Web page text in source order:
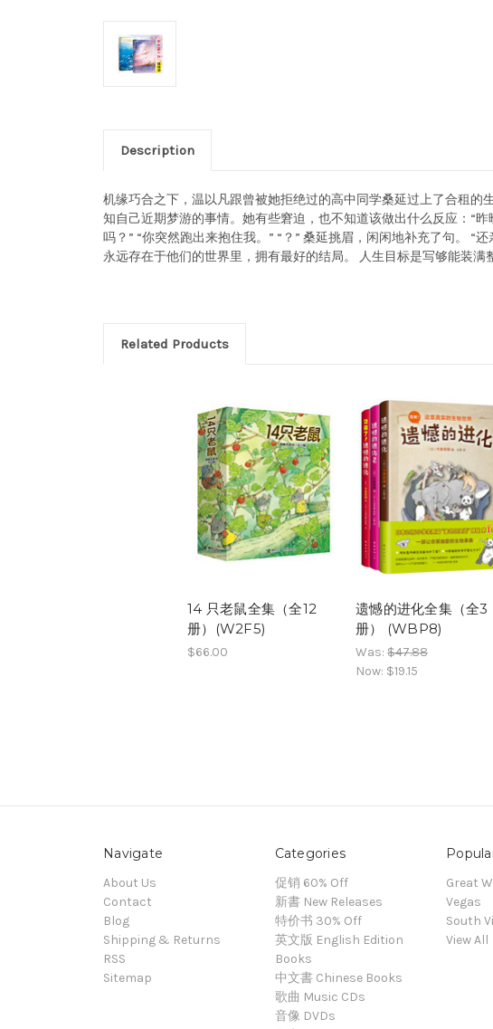
Description
机缘巧合之下，温以凡跟曾被她拒绝过的高中同学桑延过上了合租
知自己近期梦游的事情。她有些窘迫，也不知道该做出什么反应：“
吗？” “你突然跑出来抱住我。” “？” 桑延挑眉，闲闲地补充了句。
永远存在于他们的世界里，拥有最好的结局。 人生目标是写够能装
Related Products
14 只老鼠全集（全12
册）(W2F5)
$66.00
遗憾的进化全集（全3
册） (WBP8)
Was: $47.88
Now: $19.15
Navigate
About Us
Contact
Blog
Shipping & Returns
RSS
Sitemap
Categories
促销 60% Off
新書 New Releases
特价书 30% Off
英文版 English Edition
Books
中文書 Chinese Books
歌曲 Music CDs
音像 DVDs
Great
Vegas
South
View All